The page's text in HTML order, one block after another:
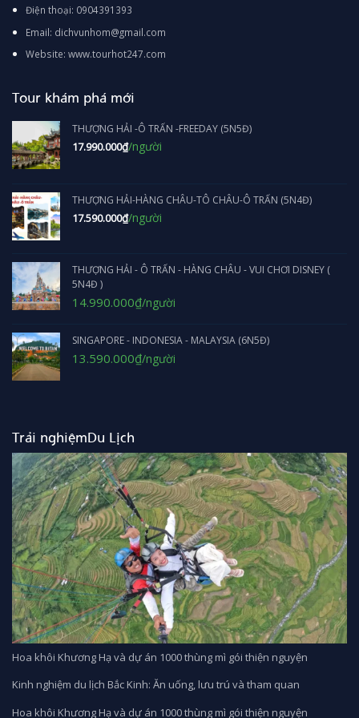
Điện thoại: 0904391393
Email: dichvunhom@gmail.com
Website: www.tourhot247.com
Tour khám phá mới
THƯỢNG HẢI -Ô TRẤN -FREEDAY (5N5Đ)
17.990.000₫/người
THƯỢNG HẢI-HÀNG CHÂU-TÔ CHÂU-Ô TRẤN (5N4Đ)
17.590.000₫/người
THƯỢNG HẢI - Ô TRẤN - HÀNG CHÂU - VUI CHƠI DISNEY (
5N4Đ )
Giá
16.990.000₫.
14.990.000₫Giá
hiện
là:
14.990.000₫.
/người
SINGAPORE - INDONESIA - MALAYSIA (6N5Đ)
Giá
13.590.000₫Giá
hiện
/người
Trải nghiệmDu Lịch
Hoa khôi Khương Hạ và dự án 1000 thùng mì gói thiện nguyện
Kinh nghiệm du lịch Bắc Kinh: Ăn uống, lưu trú và tham quan
Hoa khôi Khương Hạ và dự án 1000 thùng mì gói thiện nguyện